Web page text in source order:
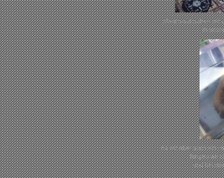
Manchmal haben wir
in
da wir aber auch ein
fangen wir
und